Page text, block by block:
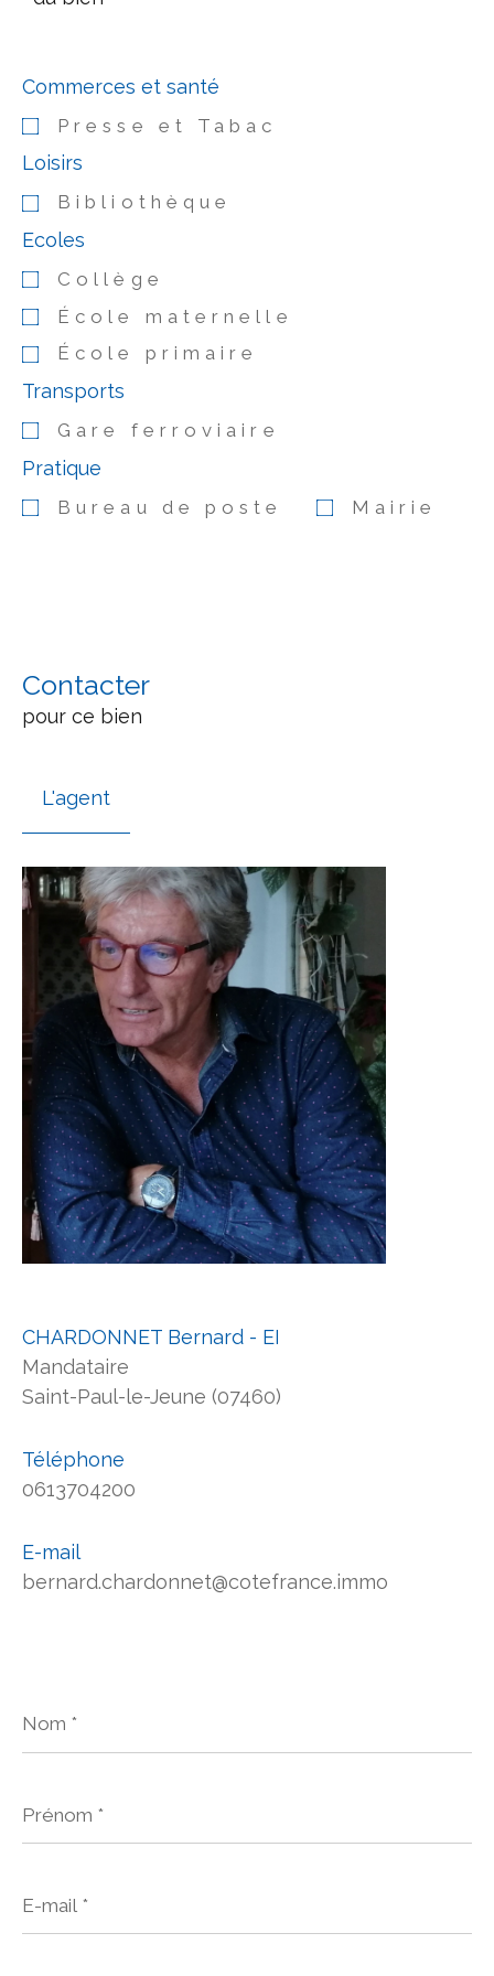
Commerces et santé
Presse et Tabac
Loisirs
Bibliothèque
Ecoles
Collège
École maternelle
École primaire
Transports
Gare ferroviaire
Pratique
Bureau de poste Mairie
Contacter
pour ce bien
L'agent
CHARDONNET Bernard - EI
Mandataire
Saint-Paul-le-Jeune (07460)
Téléphone
0613704200
E-mail
bernard.chardonnet@cotefrance.immo
*
*
mail